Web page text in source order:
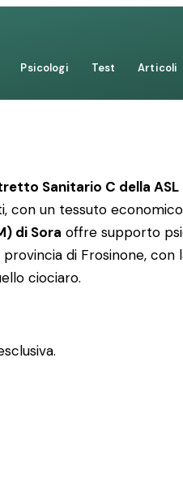
Psicologi Test Articoli
Sanitario C della ASL
un tessuto
di Sora offre supporto
di Frosinone,
ciociaro.